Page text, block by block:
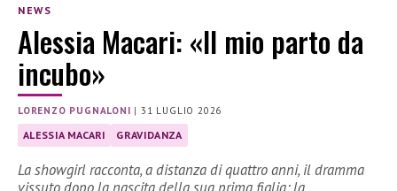
NEWS
Alessia Macari: «Il mio parto da
incubo»
LORENZO PUGNALONI |31 LUGLIO 2026
ALESSIA MACARI GRAVIDANZA
La showgirl racconta, a distanza di quattro anni, il dramma